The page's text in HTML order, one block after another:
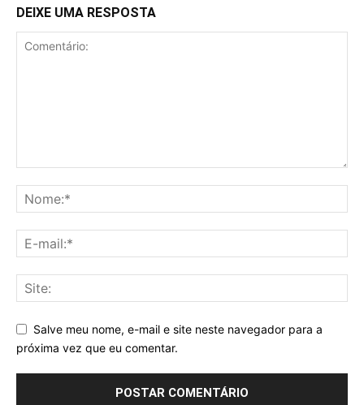
DEIXE UMA RESPOSTA
Salve meu nome, e-mail e site neste navegador para a
próxima vez que eu comentar.